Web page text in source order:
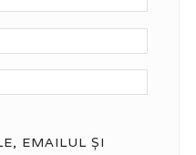
EMAILUL ȘI